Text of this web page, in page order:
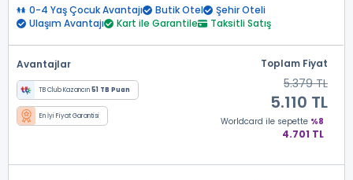
0-4 Yaş Çocuk Avantajı Butik Otel
Şehir Oteli
Ulaşım Avantajı
Kart ile Garantile Taksitli Satış
Avantajlar
TB Club Kazancın51 TB Puan
En İyi Fiyat Garantisi
Toplam Fiyat
5.379 TL
5.110 TL
Worldcard ile sepette %8
4.701 TL